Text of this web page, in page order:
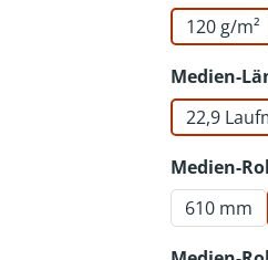
120 g/m²
Medien-
22,9
Medien-
610 mm